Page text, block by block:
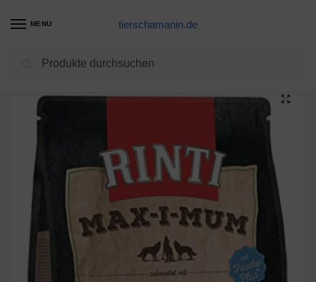
MENU tierschamanin.de
Hundetrockenfutter Produkte